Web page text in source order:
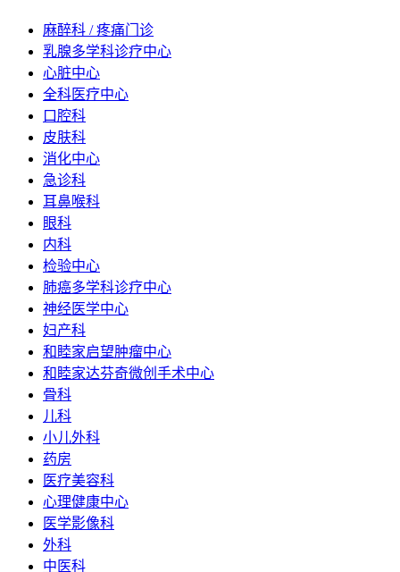
麻醉科 / 疼痛门诊
乳腺多学科诊疗中心
心脏中心
全科医疗中心
口腔科
皮肤科
消化中心
急诊科
耳鼻喉科
眼科
内科
检验中心
肺癌多学科诊疗中心
神经医学中心
妇产科
和睦家启望肿瘤中心
和睦家达芬奇微创手术中心
骨科
儿科
小儿外科
药房
医疗美容科
心理健康中心
医学影像科
外科
中医科